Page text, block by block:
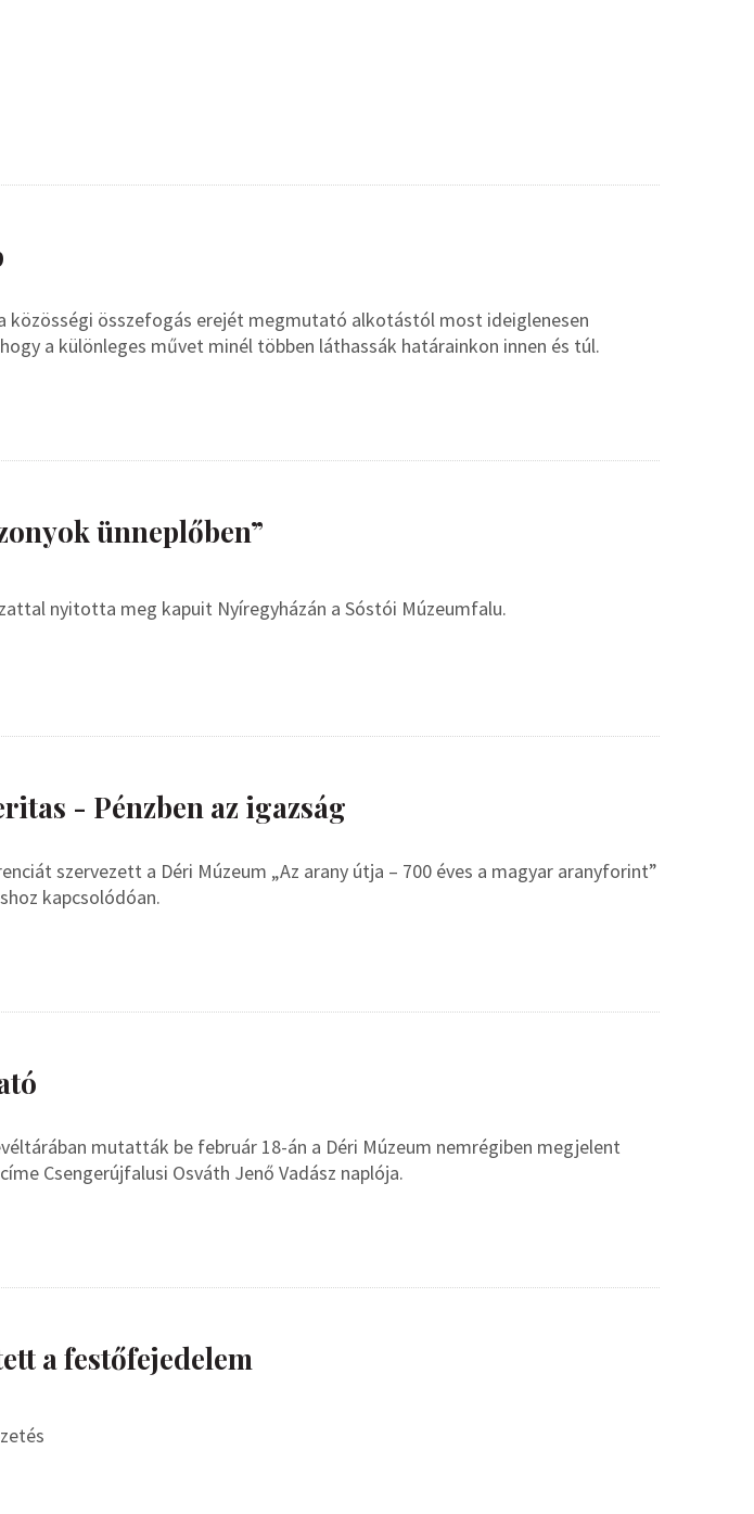
közösségi összefogás erejét megmutató alkotástól most ideiglenesen
a különleges művet minél többen láthassák határainkon innen és túl.
ünneplőben”
nyitotta meg kapuit Nyíregyházán a Sóstói Múzeumfalu.
- Pénzben az igazság
szervezett a Déri Múzeum „Az arany útja – 700 éves a magyar aranyforint”
kapcsolódóan.
mutatták be február 18-án a Déri Múzeum nemrégiben megjelent
Csengerújfalusi Osváth Jenő Vadász naplója.
a festőfejedelem